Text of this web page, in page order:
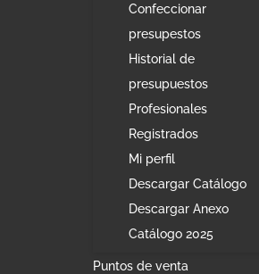
Confeccionar
presupestos
Historial de
presupuestos
Profesionales
Registrados
Mi perfil
Descargar Catálogo
Descargar Anexo
Catálogo 2025
Puntos de venta